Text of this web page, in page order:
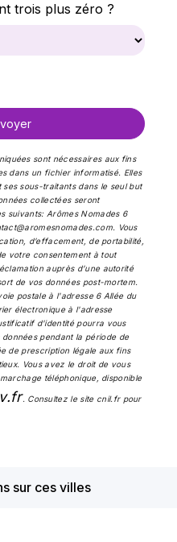
trois plus zéro ?
sont nécessaires aux fins
dans un fichier informatisé. Elles
sous-traitants dans le seul but
collectées seront
suivants: Arômes Nomades 6
Vous
d’effacement, de portabilité,
votre consentement à tout
auprès d’une autorité
de vos données post-mortem.
postale à l'adresse 6 Allée du
électronique à l'adresse
d'identité pourra vous
pendant la période de
de prescription légale aux fins
Vous avez le droit de vous
téléphonique, disponible
. Consultez le site cnil.fr pour
sur ces villes